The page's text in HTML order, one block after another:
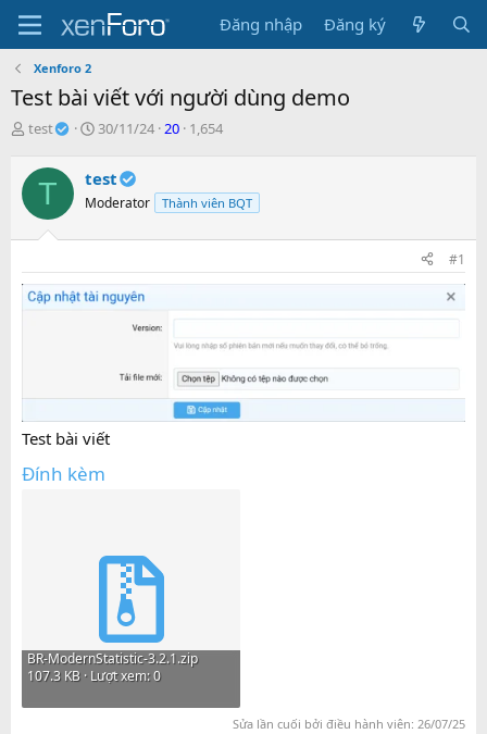
Đăng nhập Đăng ký
Xenforo 2
Test bài viết với người dùng demo
C
ủ
ề
ạ
b
ở
test
N
y
g
i
30/11/24 R
i
s
20 V
s
1,654
T test
Moderator Thành viên BQT
#1
Test bài viết
Đính kèm
BR-ModernStatistic-3.2.1.zip
107.3 KB · Lượt xem: 0
Sửa lần cuối bởi điều hành viên: 26/07/25